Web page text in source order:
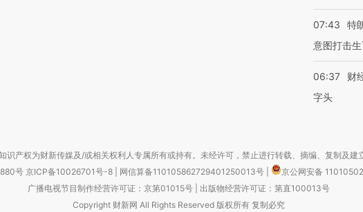
07:43
特
意图打击
06:37
财
字头
识产权为财新传媒及/或相关权利人专属所有或持有。未经许可，禁止进行转载、摘编、复制及建
号京ICP备10026701号-8 网信算备110105862729401250013号
京公网安备
广播电视节目制作经营许可证：京第01015号| 出版物经营许可证：第直100013号
Copyright 财新网 All Rights Reserved 版权所有 复制必究